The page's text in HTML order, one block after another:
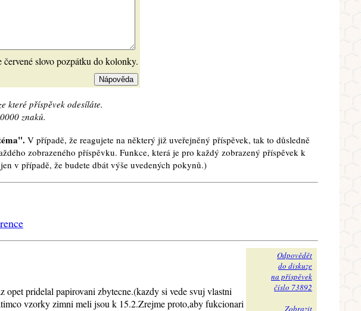
červené slovo pozpátku do kolonky.
které příspěvek odesíláte.
znaků.
V případě, že reagujete na některý již uveřejněný příspěvek, tak to důsledně
zobrazeného příspěvku. Funkce, která je pro každý zobrazený příspěvek k
v případě, že budete dbát výše uvedených pokynů.)
opet pridelal papirovani zbytecne.(kazdy si vede svuj vlastni
vzorky zimni meli jsou k 15.2.Zrejme proto,aby fukcionari
Odpovědět
do diskuze
na příspěvek
číslo 73892
Zobrazit